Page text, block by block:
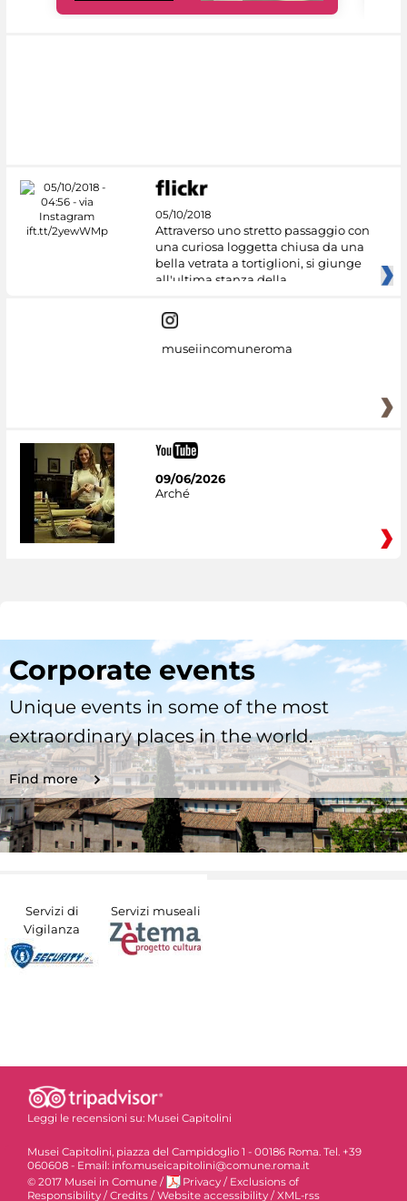
05/10/2018
Attraverso uno stretto passaggio con
una curiosa loggetta chiusa da una
bella vetrata a tortiglioni, si giunge
all'ultima stanza della
museiincomuneroma
09/06/2026
Arché
Corporate events
Unique events in some of the most
extraordinary places in the world.
Find more
Servizi di
Vigilanza
Servizi museali
Leggi le recensioni su: Musei Capitolini
Musei Capitolini, piazza del Campidoglio 1 - 00186 Roma. Tel. +39
060608 - Email: info.museicapitolini@comune.roma.it
© 2017 Musei in Comune / Privacy / Exclusions of
Responsibility / Credits / Website accessibility / XML-rss